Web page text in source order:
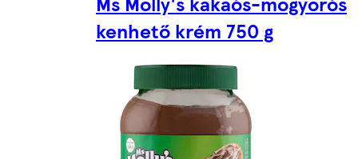
kenhető krém 750 g